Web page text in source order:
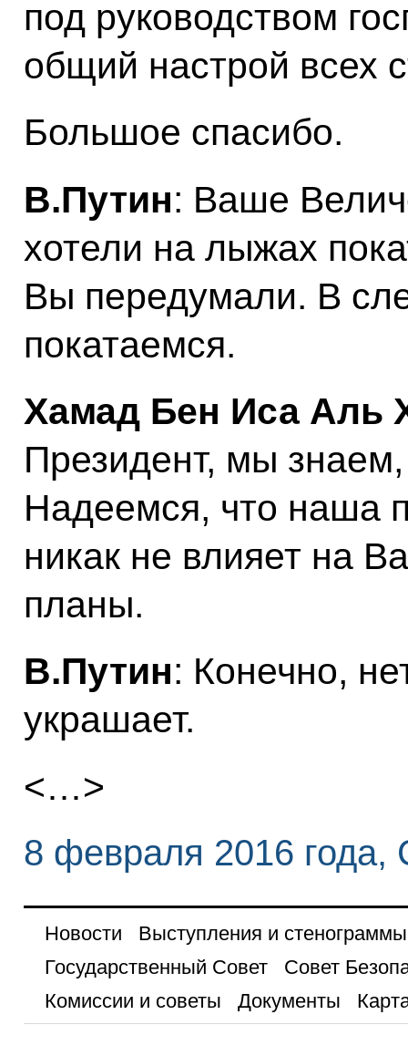
под руководством
общий настрой всех
Большое спасибо.
В.Путин: Ваше
хотели на лыжах
Вы передумали. В
покатаемся.
Хамад Бен Иса Аль
Президент, мы
Надеемся, что наша
никак не влияет на
планы.
В.Путин: Конечно,
украшает.
<…>
8 февраля 2016 года,
Новости
Выступления и стенограммы
Государственный Совет
Совет
Комиссии и советы
Документы